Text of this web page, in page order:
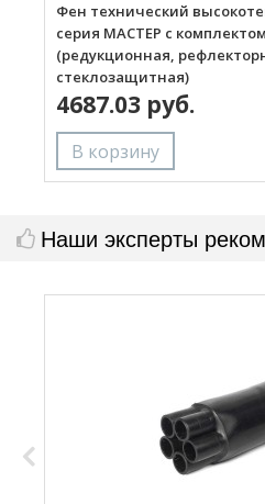
Фен технический
серия МАСТЕР с
(редукционная,
стеклозащитная)
4687.03 руб.
Наши эксперты